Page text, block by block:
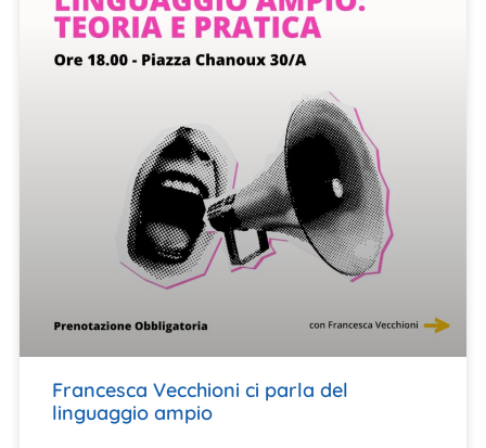
Francesca Vecchioni ci parla del
linguaggio ampio